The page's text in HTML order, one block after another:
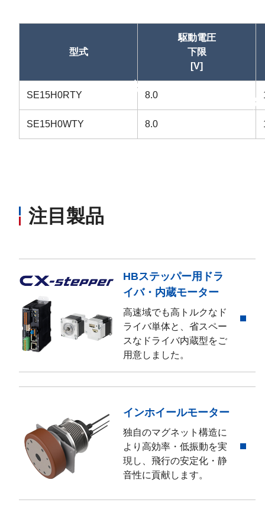
型式
駆動電圧
下限
[V]
SE15H0RTY 8.0
SE15H0WTY 8.0
注目製品
HBステッパー用ドラ
イバ・内蔵モーター
高速域でも高トルクなド
ライバ単体と、省スペー
スなドライバ内蔵型をご
用意しました。
インホイールモーター
独自のマグネット構造に
より高効率・低振動を実
現し、飛行の安定化・静
音性に貢献します。